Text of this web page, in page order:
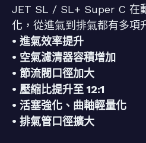
JET SL / SL+ Super C 在
化，從進氣到排氣都有多項
• 進氣效率提升
• 空氣濾清器容積增加
• 節流閥口徑加大
• 壓縮比提升至 12:1
• 活塞強化、曲軸輕量化
• 排氣管口徑擴大